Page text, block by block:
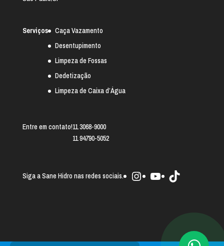
Serviços
Caça Vazamento
Desentupimento
Limpeza de Fossas
Dedetização
Limpeza de Caixa d’Água
Entre em contato!11 3068-9000
11 94790-5052
Siga a Sane Hidro nas redes sociais. Instagram
YoutubeTikTok